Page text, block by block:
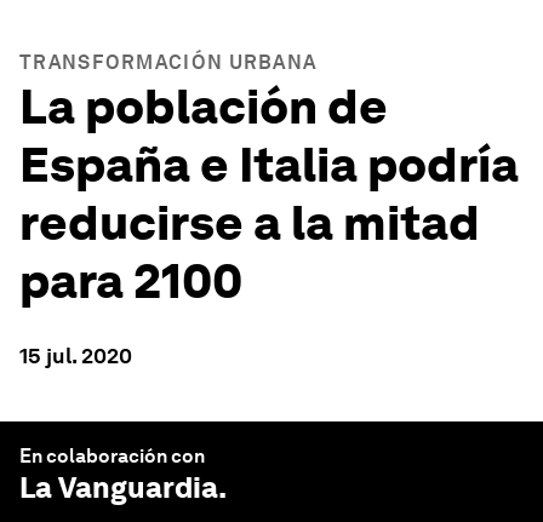
TRANSFORMACIÓN URBANA
La población de
España e Italia podría
reducirse a la mitad
para 2100
15 jul. 2020
En colaboración con
La Vanguardia.